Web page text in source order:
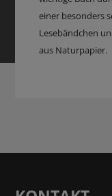
einer besonders
Lesebändchen
aus Naturpapier.